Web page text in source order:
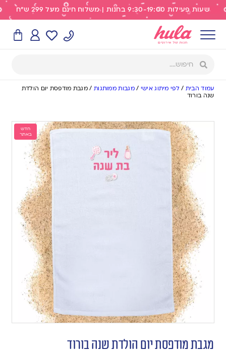
שעות פעילות 9:30-19:00 בחנות | משלוח חינם מעל 299 ש"ח
עמוד הבית / לפי מיתוג אישי /מגבות ממותגות / מגבת מודפסת יום הולדת
שנה בורוד
חדש
באתר
מגבת מודפסת יום הולדת שנה בורוד